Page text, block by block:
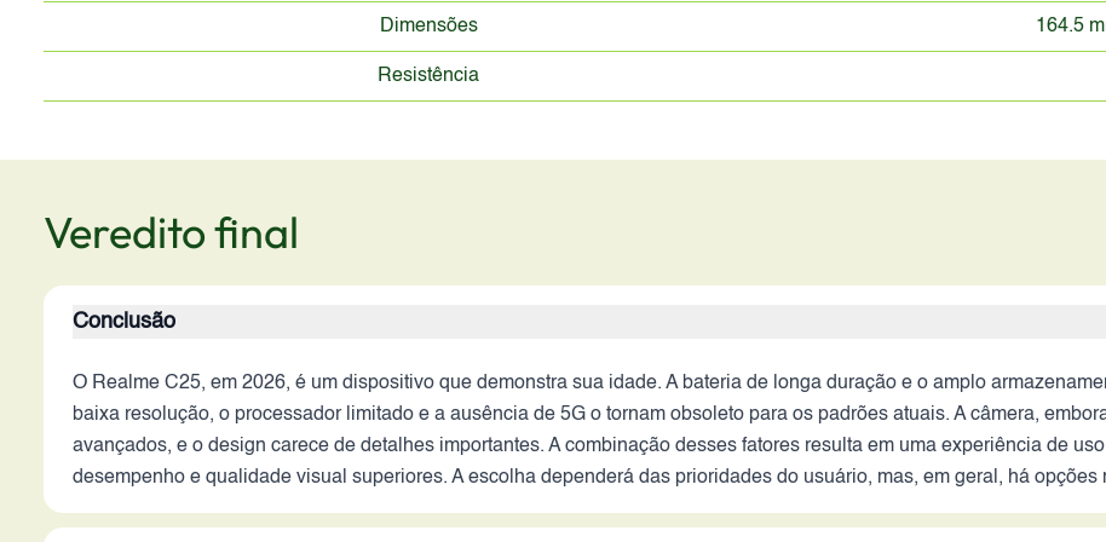
Dimensões 164.5
Resistência
Veredito final
Conclusão
O Realme C25, em 2026, é um dispositivo que demonstra sua idade. A bateria de longa duração e o amplo
baixa resolução, o processador limitado e a ausência de 5G o tornam obsoleto para os padrões atuais. A câmera,
avançados, e o design carece de detalhes importantes. A combinação desses fatores resulta em uma experiência de
desempenho e qualidade visual superiores. A escolha dependerá das prioridades do usuário, mas, em geral, há opções